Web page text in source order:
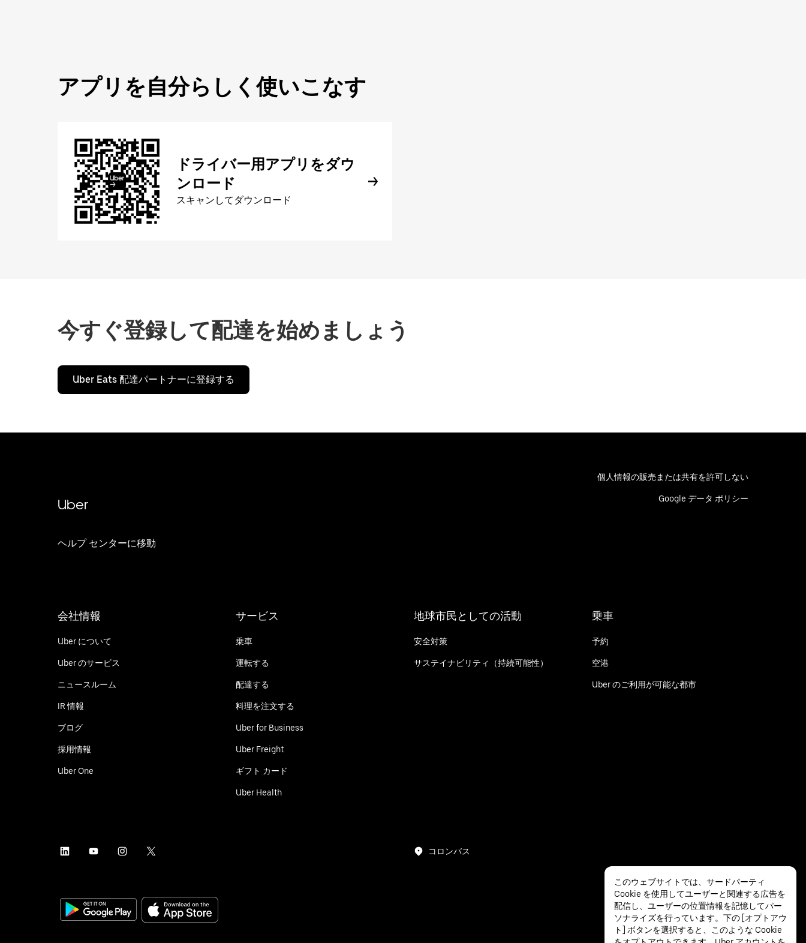
アプリを自分らしく使いこなす
ドライバー用アプリをダウ
ンロード
スキャンしてダウンロード
今すぐ登録して配達を始めましょう
Uber Eats 配達パートナーに登録する
Uber
ヘルプ センターに移動
個人情報の販売または共有を許可しない
Google データ ポリシー
会社情報
Uber について
Uber のサービス
ニュースルーム
IR 情報
ブログ
採用情報
Uber One
サービス
乗車
運転する
配達する
料理を注文する
Uber for Business
Uber Freight
ギフト カード
Uber Health
地球市民としての活動
安全対策
サステイナビリティ（持続可能性）
乗車
予約
空港
Uber のご利用が可能な都市
コロンバス
このウェブサイトでは、サードパーティ
Cookie を使用してユーザーと関連する広告を
配信し、ユーザーの位置情報を記憶してパー
ソナライズを行っています。下の [オプトアウ
ト] ボタンを選択すると、このような Cookie